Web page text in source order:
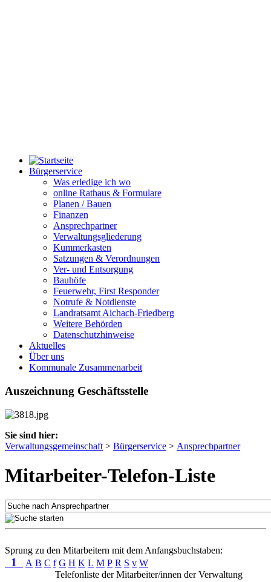
Bürgerservice
Was erledige ich wo
online Rathaus & Formulare
Planen / Bauen
Finanzen
Ansprechpartner
Verwaltungsgliederung
Kummerkasten
Satzungen & Verordnungen
Ver- und Entsorgung
Bauhöfe
Feuerwehr, First Responder
Notrufe & Notdienste
Landratsamt Aichach-Friedberg
Weitere Behörden
Datenschutzhinweise
Aktuelles
Über uns
Kommunale Zusammenarbeit
Auszeichnung Geschäftsstelle
Sie sind hier:
Verwaltungsgemeinschaft > Bürgerservice > Ansprechpartner
Mitarbeiter-Telefon-Liste
Sprung zu den Mitarbeitern mit dem Anfangsbuchstaben:
1 A B C f G H K L M P R S v W
Telefonliste der Mitarbeiter/innen der Verwaltung